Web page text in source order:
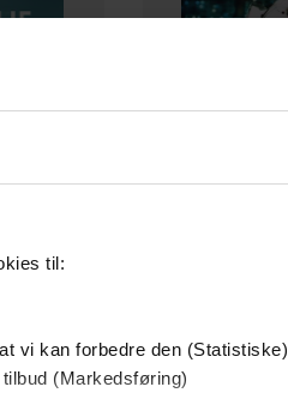
til:
vi kan forbedre den (Statistiske)
(Markedsføring)